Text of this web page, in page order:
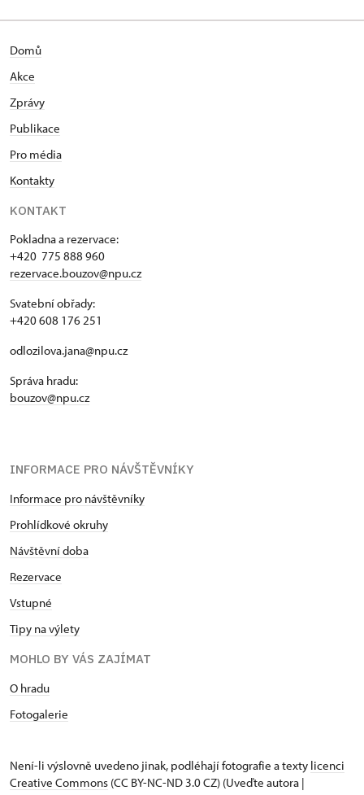
Domů
Akce
Zprávy
Publikace
Pro média
Kontakty
KONTAKT
Pokladna a rezervace:
+420 775 888 960
rezervace.bouzov@npu.cz
Svatební obřady:
+420 608 176 251
odlozilova.jana@npu.cz
Správa hradu:
bouzov@npu.cz
INFORMACE PRO NÁVŠTĚVNÍKY
Informace pro návštěvníky
Prohlídkové okruhy
Návštěvní doba
Rezervace
Vstupné
Tipy na výlety
MOHLO BY VÁS ZAJÍMAT
O hradu
Fotogalerie
Není-li výslovně uvedeno jinak, podléhají fotografie a texty licenci
Creative Commons (CC BY-NC-ND 3.0 CZ) (Uveďte autora |